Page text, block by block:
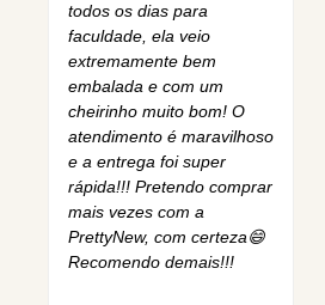
todos os dias para
faculdade, ela veio
extremamente bem
embalada e com um
cheirinho muito bom! O
atendimento é maravilhoso
e a entrega foi super
rápida!!! Pretendo comprar
mais vezes com a
PrettyNew, com certeza😄
Recomendo demais!!!